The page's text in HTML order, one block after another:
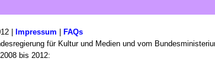
| Impressum | FAQs
für Kultur und Medien und vom
bis 2012: